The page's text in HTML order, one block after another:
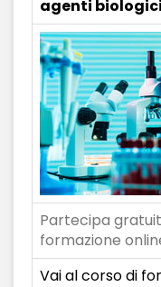
agenti biologici
Partecipa
formazione
Vai al corso di